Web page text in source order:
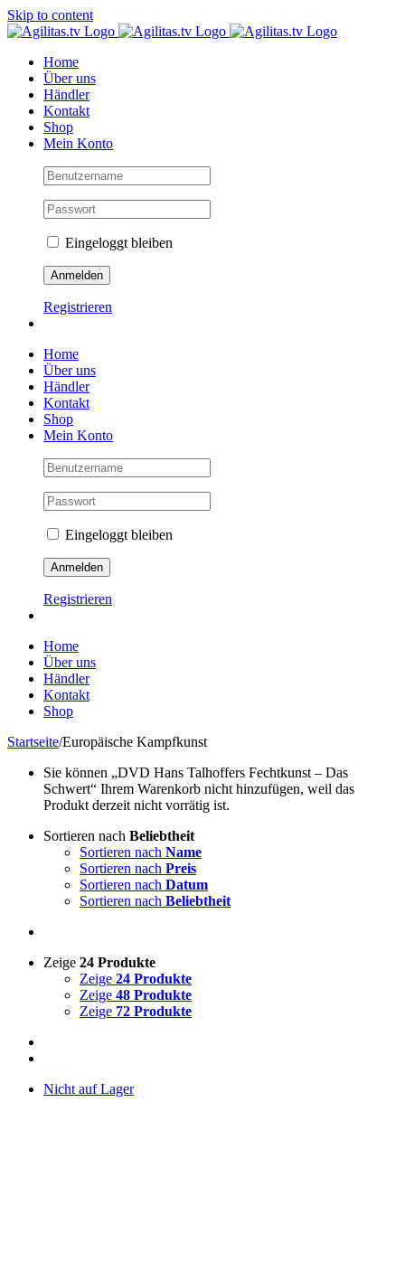
Skip to content
Home
Über uns
Händler
Kontakt
Shop
Mein Konto
Eingeloggt bleiben
Registrieren
Home
Über uns
Händler
Kontakt
Shop
Mein Konto
Eingeloggt bleiben
Registrieren
Home
Über uns
Händler
Kontakt
Shop
Startseite/Europäische Kampfkunst
Sie können „DVD Hans Talhoffers Fechtkunst – Das
Schwert“ Ihrem Warenkorb nicht hinzufügen, weil das
Produkt derzeit nicht vorrätig ist.
Sortieren nach Beliebtheit
Sortieren nach Name
Sortieren nach Preis
Sortieren nach Datum
Sortieren nach Beliebtheit
Zeige 24 Produkte
Zeige 24 Produkte
Zeige 48 Produkte
Zeige 72 Produkte
Nicht auf Lager